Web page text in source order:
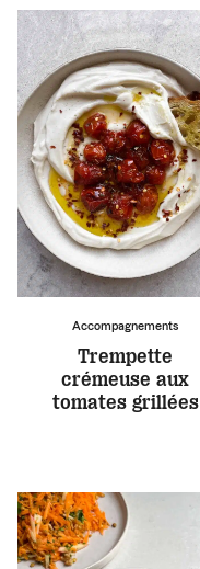
Accompagnements
Trempette
crémeuse aux
tomates grillées